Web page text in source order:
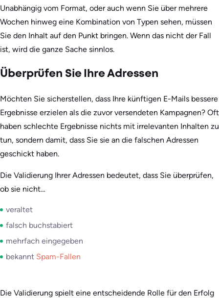
Unabhängig vom Format, oder auch wenn Sie über mehrere
Wochen hinweg eine Kombination von Typen sehen, müssen
Sie den Inhalt auf den Punkt bringen. Wenn das nicht der Fall
ist, wird die ganze Sache sinnlos.
Überprüfen Sie Ihre Adressen
Möchten Sie sicherstellen, dass Ihre künftigen E-Mails bessere
Ergebnisse erzielen als die zuvor versendeten Kampagnen? Oft
haben schlechte Ergebnisse nichts mit irrelevanten Inhalten zu
tun, sondern damit, dass Sie sie an die falschen Adressen
geschickt haben.
Die Validierung Ihrer Adressen bedeutet, dass Sie überprüfen,
ob sie nicht…
veraltet
falsch buchstabiert
mehrfach eingegeben
bekannt Spam-Fallen
Die Validierung spielt eine entscheidende Rolle für den Erfolg